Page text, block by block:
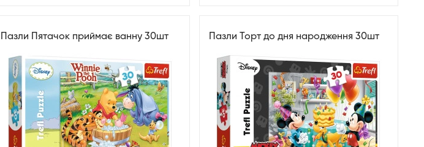
Пазли Пятачок приймає ванну 30шт Пазли Торт до дня народження 30шт